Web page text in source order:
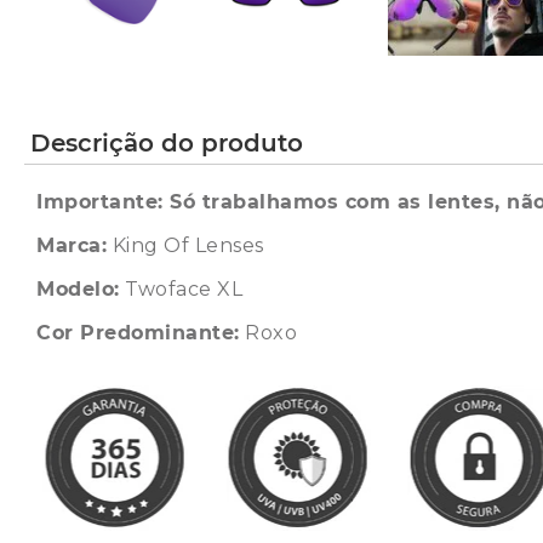
Descrição do produto
Importante: Só trabalhamos com as lentes,
Marca: King Of Lenses
Modelo: Twoface XL
Cor Predominante: Roxo